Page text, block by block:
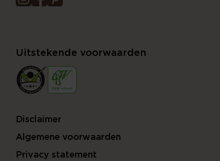
Uitstekende voorwaarden
Disclaimer
Algemene voorwaarden
Privacy statement